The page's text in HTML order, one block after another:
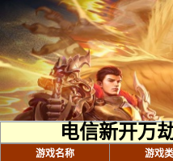
电信新开万
游戏名称 游戏